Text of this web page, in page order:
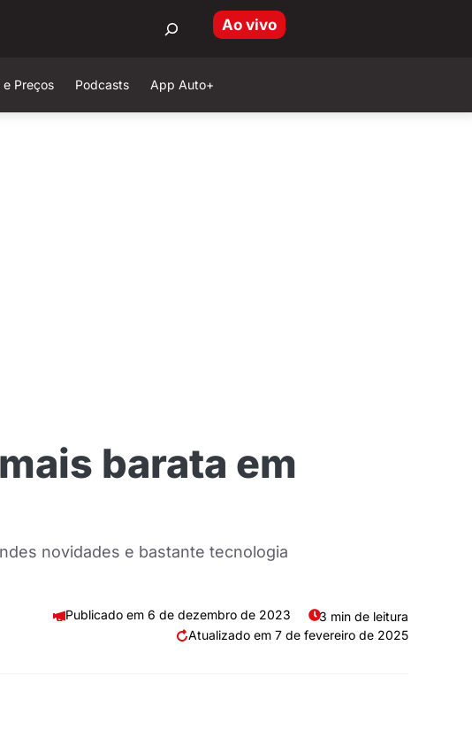
Ao vivo
e Preços Podcasts App Auto+
barata em
novidades e bastante tecnologia
6 de dezembro de 2023
3 min de leitura
7 de fevereiro de 2025